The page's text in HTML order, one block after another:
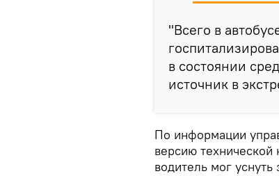
"Всего в
в состоянии
источник в
По информации
версию технической
водитель мог уснуть